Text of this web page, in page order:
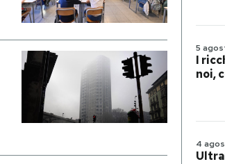
5
I
noi,
4